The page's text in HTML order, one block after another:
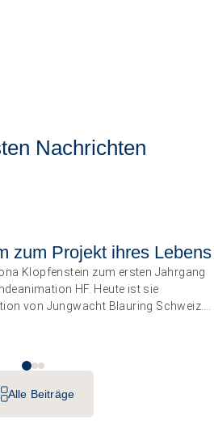
Nachrichten
zum Projekt ihres Lebens
Klopfenstein zum ersten Jahrgang
HF. Heute ist sie
von Jungwacht Blauring Schweiz.
persönliches Grossprojekt.
Alle Beiträge